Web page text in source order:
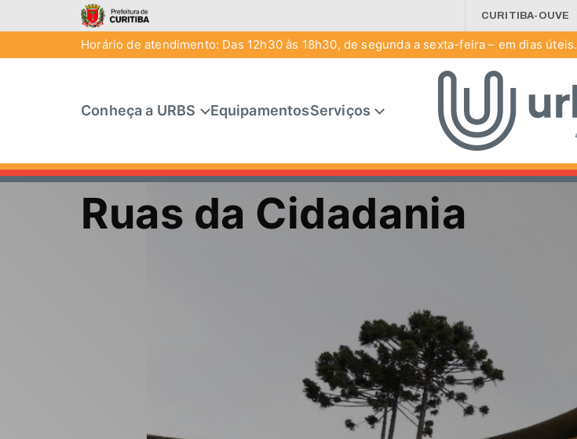
CURITIBA-OUVE
Horário de atendimento: Das 12h30 às 18h30, de segunda a sexta-feira – em dias úteis.
Conheça a URBS EquipamentosServiços
Ruas da Cidadania